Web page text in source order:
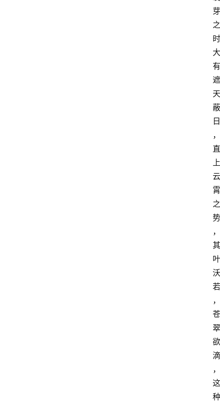
芽
之
时
大
有
遮
天
蔽
日
，
直
上
云
霄
之
势
，
其
叶
沃
若
，
苍
翠
欲
滴
，
这
种